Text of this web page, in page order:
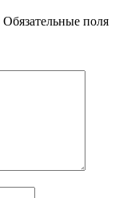
Обязательные поля